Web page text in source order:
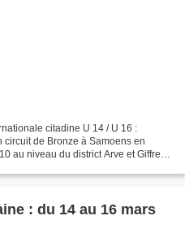
citadine U 14 / U 16 :
de Bronze à Samoens en
au niveau du district Arve et Giffre :
: du 14 au 16 mars